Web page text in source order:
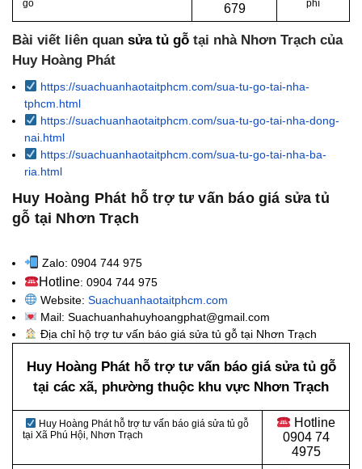
gỗ
679
phí
Bài viết liên quan sửa tủ gỗ tại nhà Nhơn Trạch của
Huy Hoàng Phát
https://suachuanhaotaitphcm.com/sua-tu-go-tai-nha-
tphcm.html
https://suachuanhaotaitphcm.com/sua-tu-go-tai-nha-dong-
nai.html
https://suachuanhaotaitphcm.com/sua-tu-go-tai-nha-ba-
ria.html
Huy Hoàng Phát hỗ trợ tư vấn báo giá sửa tủ
gỗ tại Nhơn Trạch
Zalo: 0904 744 975
Hotline: 0904 744 975
Website: Suachuanhaotaitphcm.com
Mail: Suachuanhahuyhoangphat@gmail.com
Địa chỉ hộ trợ tư vấn báo giá sửa tủ gỗ tại Nhơn Trạch
Huy Hoàng Phát hỗ trợ tư vấn báo giá sửa tủ gỗ
tại các xã, phường thuộc khu vực Nhơn Trạch
Huy Hoàng Phát hỗ trợ tư vấn báo giá sửa tủ gỗ
tại Xã Phú Hội, Nhơn Trạch
Hotline
0904 74
4975